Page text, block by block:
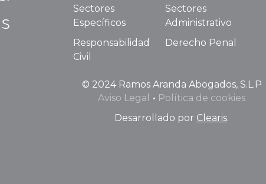
Sectores
Específicos
Responsabilidad
Civil
Sectores
Administrativo
Derecho Penal
© 2024Ramos Aranda Abogados, S.L.P
Aviso Legal
Política de cookies
Desarrollado por Clearis.